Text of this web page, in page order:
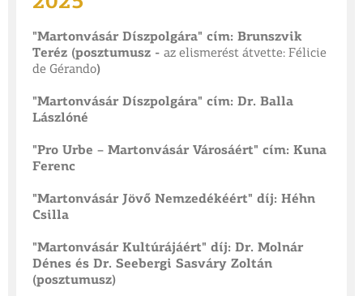
"Martonvásár Díszpolgára" cím: Brunszvik
Teréz (posztumusz - az elismerést átvette: Félicie
de Gérando)
"Martonvásár Díszpolgára" cím: Dr. Balla
Lászlóné
"Pro Urbe – Martonvásár Városáért" cím: Kuna
Ferenc
"Martonvásár Jövő Nemzedékéért" díj: Héhn
Csilla
"Martonvásár Kultúrájáért" díj: Dr. Molnár
Dénes és Dr. Seebergi Sasváry Zoltán
(posztumusz)